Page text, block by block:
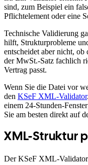
sind, zum Beispiel ein
Pflichtelement oder eine
Technische Validierung
hilft, Strukturprobleme
entscheidet aber nicht,
der MwSt.-Satz fachlich
Vertrag passt.
Wenn Sie die Datei vor
den KSeF XML-Validator
einem 24-Stunden-
Sie am besten direkt auf
XML-Struktur
Der KSeF XML-